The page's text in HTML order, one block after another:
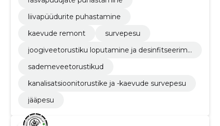
liivapüüdurite puhastamine
kaevude remont
survepesu
joogiveetorustiku loputamine ja desinfitseerimi
sademeveetorustikud
kanalisatsioonitorustike ja -kaevude survepesu
jääpesu